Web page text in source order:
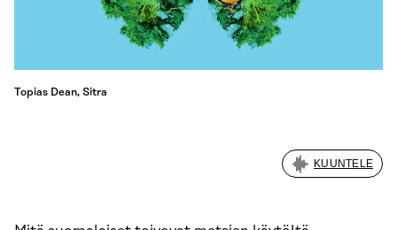
Topias Dean, Sitra
KUUNTELE